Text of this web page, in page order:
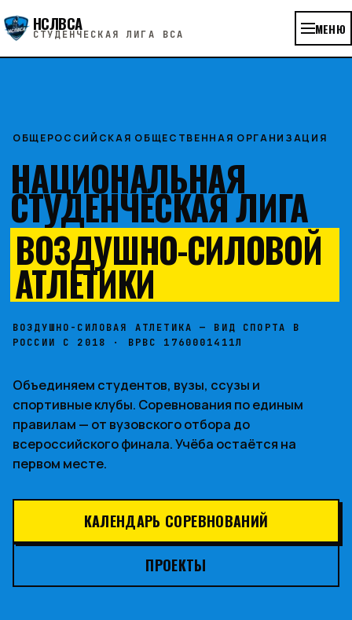
НСЛВСА
СТУДЕНЧЕСКАЯ ЛИГА ВСА МЕНЮ
ОБЩЕРОССИЙСКАЯ ОБЩЕСТВЕННАЯ ОРГАНИЗАЦИЯ
НАЦИОНАЛЬНАЯ
СТУДЕНЧЕСКАЯ ЛИГА
ВОЗДУШНО-СИЛОВОЙ
АТЛЕТИКИ
ВОЗДУШНО-СИЛОВАЯ АТЛЕТИКА — ВИД СПОРТА В
РОССИИ С 2018 · ВРВС 1760001411Л
Объединяем студентов, вузы, ссузы и
спортивные клубы. Соревнования по единым
правилам — от вузовского отбора до
всероссийского финала. Учёба остаётся на
первом месте.
КАЛЕНДАРЬ СОРЕВНОВАНИЙ
ПРОЕКТЫ